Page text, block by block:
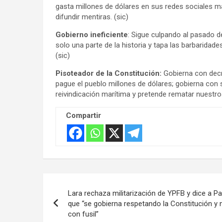
gasta millones de dólares en sus redes sociales
difundir mentiras. (sic)
Gobierno ineficiente: Sigue culpando al pasado
solo una parte de la historia y tapa las
(sic)
Pisoteador de la Constitución: Gobierna con
pague el pueblo millones de dólares; gobierna
reivindicación marítima y pretende rematar
Compartir
de
Lara rechaza militarización de YPFB y dice a
que “se gobierna respetando la Constitución y
con fusil”